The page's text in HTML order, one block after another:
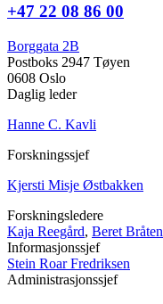
+47 22 08 86 00
Borggata 2B
Postboks 2947 Tøyen
0608 Oslo
Daglig leder
Hanne C. Kavli
Forskningssjef
Kjersti Misje Østbakken
Forskningsledere
Kaja Reegård, Beret Bråten
Informasjonssjef
Stein Roar Fredriksen
Administrasjonssjef